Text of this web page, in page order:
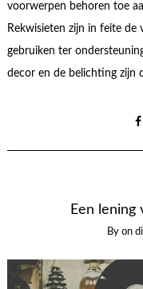
voorwerpen behoren toe
Rekwisieten zijn in feite
gebruiken ter
decor en de belichting zijn
Een lening
By on